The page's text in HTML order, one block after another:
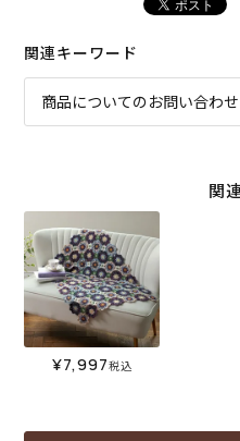
関連キーワード
商品についてのお問い合わせ
関
¥7,997税込